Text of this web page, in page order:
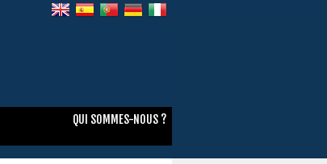
QUI SOMMES-NOUS ?